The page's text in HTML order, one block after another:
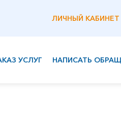
ЛИЧНЫЙ КАБИНЕТ
УСЛУГ НАПИСАТЬ